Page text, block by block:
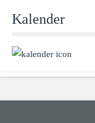
Kalender